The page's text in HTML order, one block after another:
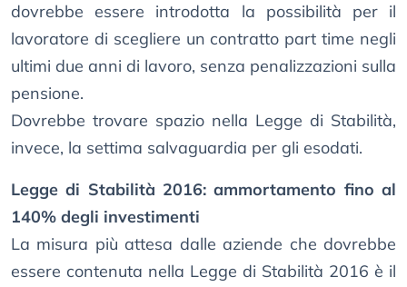
dovrebbe essere introdotta la possibilità per il
lavoratore di scegliere un contratto part time negli
ultimi due anni di lavoro, senza penalizzazioni sulla
pensione.
Dovrebbe trovare spazio nella Legge di Stabilità,
invece, la settima salvaguardia per gli esodati.
Legge di Stabilità 2016: ammortamento fino al
140% degli investimenti
La misura più attesa dalle aziende che dovrebbe
essere contenuta nella Legge di Stabilità 2016 è il